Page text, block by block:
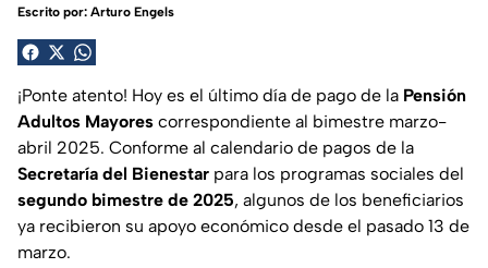
Escrito por: Arturo Engels
¡Ponte atento! Hoy es el último día de pago de la Pensión
Adultos Mayores correspondiente al bimestre marzo-
abril 2025. Conforme al calendario de pagos de la
Secretaría del Bienestar para los programas sociales del
segundo bimestre de 2025, algunos de los beneficiarios
ya recibieron su apoyo económico desde el pasado 13 de
marzo.